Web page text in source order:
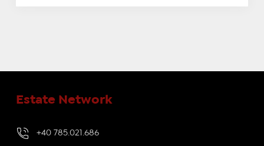
Estate Network
+40 785.021.686